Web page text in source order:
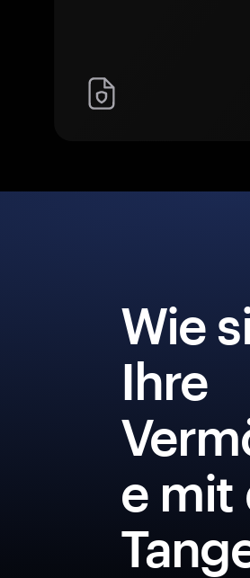
Wie
Ihre
e mit